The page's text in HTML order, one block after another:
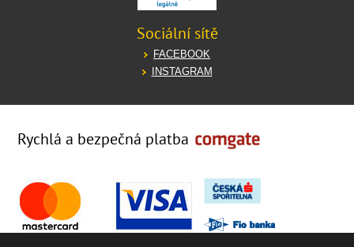
Sociální sítě
FACEBOOK
INSTAGRAM
Rychlá a bezpečná platba